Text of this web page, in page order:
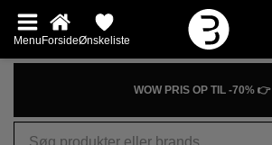
MenuForsideØnskeliste
WOW PRIS OP TIL -70% 👉